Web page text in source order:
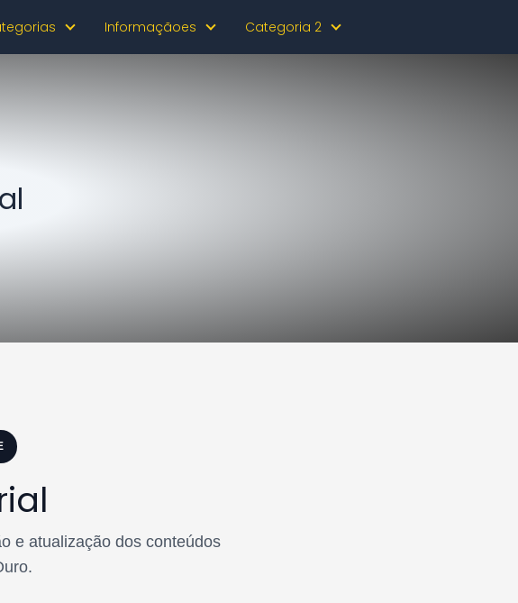
Informaçãoes Categoria 2
e atualização dos conteúdos